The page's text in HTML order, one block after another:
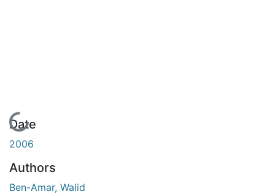
En cours de chargement...
Date
2006
Authors
Ben-Amar, Walid